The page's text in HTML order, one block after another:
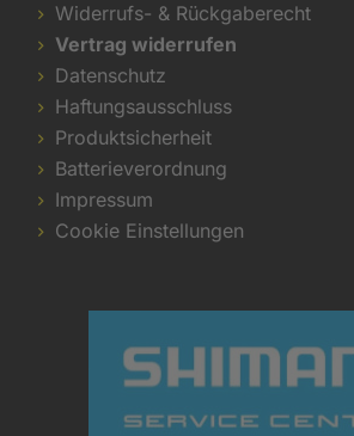
Widerrufs- & Rückgaberecht
Vertrag widerrufen
Datenschutz
Haftungsausschluss
Produktsicherheit
Batterieverordnung
Impressum
Cookie Einstellungen